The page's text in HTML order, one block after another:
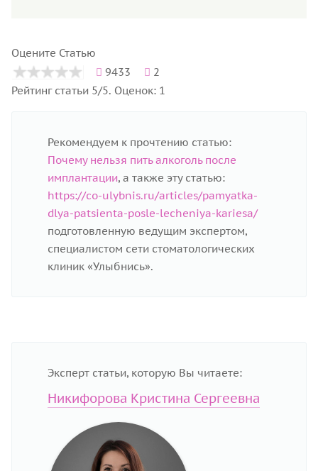
Оцените Статью
9433
2
Рейтинг статьи 5/5. Оценок: 1
Рекомендуем к прочтению статью:
Почему нельзя пить алкоголь после
имплантации, а также эту статью:
https://co-ulybnis.ru/articles/pamyatka-
dlya-patsienta-posle-lecheniya-kariesa/
подготовленную ведущим экспертом,
специалистом сети стоматологических
клиник «Улыбнись».
Эксперт статьи, которую Вы читаете:
Никифорова Кристина Сергеевна